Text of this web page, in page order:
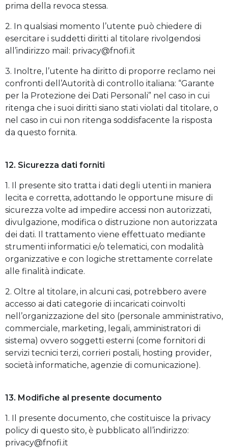
prima della revoca stessa.
2. In qualsiasi momento l’utente può chiedere di
esercitare i suddetti diritti al titolare rivolgendosi
all’indirizzo mail: privacy@fnofi.it
3. Inoltre, l’utente ha diritto di proporre reclamo nei
confronti dell’Autorità di controllo italiana: “Garante
per la Protezione dei Dati Personali” nel caso in cui
ritenga che i suoi diritti siano stati violati dal titolare, o
nel caso in cui non ritenga soddisfacente la risposta
da questo fornita.
12. Sicurezza dati forniti
1. Il presente sito tratta i dati degli utenti in maniera
lecita e corretta, adottando le opportune misure di
sicurezza volte ad impedire accessi non autorizzati,
divulgazione, modifica o distruzione non autorizzata
dei dati. Il trattamento viene effettuato mediante
strumenti informatici e/o telematici, con modalità
organizzative e con logiche strettamente correlate
alle finalità indicate.
2. Oltre al titolare, in alcuni casi, potrebbero avere
accesso ai dati categorie di incaricati coinvolti
nell’organizzazione del sito (personale amministrativo,
commerciale, marketing, legali, amministratori di
sistema) ovvero soggetti esterni (come fornitori di
servizi tecnici terzi, corrieri postali, hosting provider,
società informatiche, agenzie di comunicazione).
13. Modifiche al presente documento
1. Il presente documento, che costituisce la privacy
policy di questo sito, è pubblicato all’indirizzo:
privacy@fnofi.it